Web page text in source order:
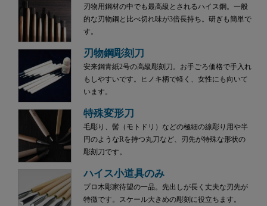
刃物用鋼材の中でも最高級とされるハイス鋼。一般
的な刃物鋼と比べ切れ味が3倍長持ち。研ぎも簡単で
す。
刃物鋼彫刻刀
安来鋼青紙2号の高級彫刻刀。お手ごろ価格で手入れ
もしやすいです。ヒノキ柄で軽く、女性にも向いて
います。
特殊変形刀
毛彫り、髻（モトドリ）などの極細の線彫り用や半
円のようなRを持つ丸刀など、刃先が特殊な形状の
彫刻刀です。
ハイス小道具のみ
プロ木彫家待望の一品。先出しが長く丈夫な刃先が
特徴です。スケール大きめの彫刻に役立ちます。